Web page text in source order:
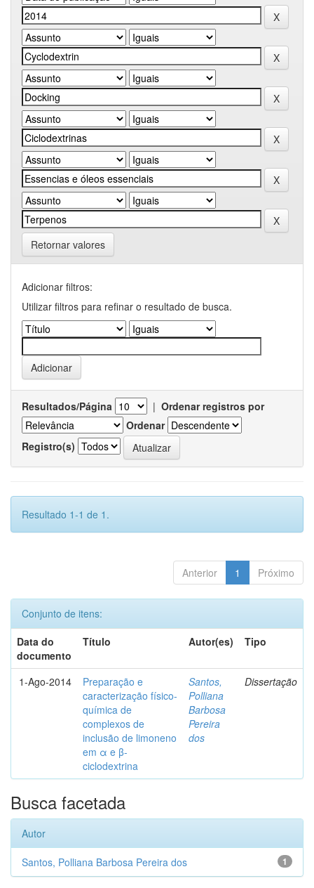
Retornar valores
Adicionar filtros:
Utilizar filtros para refinar o resultado de busca.
Resultados/Página | Ordenar registros por
Ordenar
Registro(s)
Resultado 1-1 de 1.
Anterior 1 Próximo
Conjunto de itens:
Data do
documento
Título Autor(es) Tipo
1-Ago-2014
Preparação e
caracterização físico-
química de
complexos de
inclusão de limoneno
em α e β-
ciclodextrina
Santos,
Polliana
Barbosa
Pereira
dos
Dissertação
Busca facetada
Autor
1
Santos, Polliana Barbosa Pereira dos